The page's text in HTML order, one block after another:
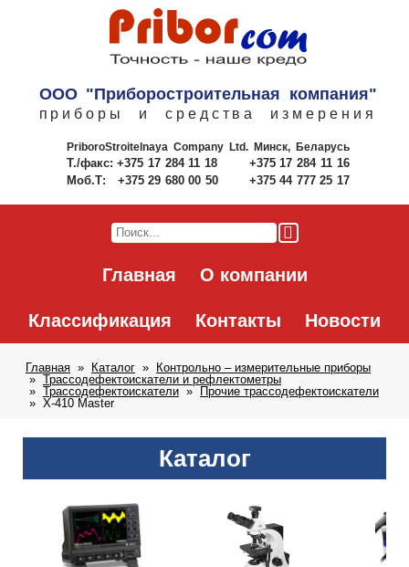
ООО "Приборостроительная компания"
приборы и средства измерения
PriboroStroitelnaya Company Ltd.Минск, Беларусь
Т./факс: +375 17 284 11 18
+375 17 284 11 16
Моб.Т:
+375 29 680 00 50 +375 44 777 25 17
Главная О компании
Классификация Контакты Новости
Главная Каталог
Контрольно – измерительные приборы
Трассодефектоискатели и рефлектометры
Трассодефектоискатели
Прочие трассодефектоискатели
X-410 Master
Каталог